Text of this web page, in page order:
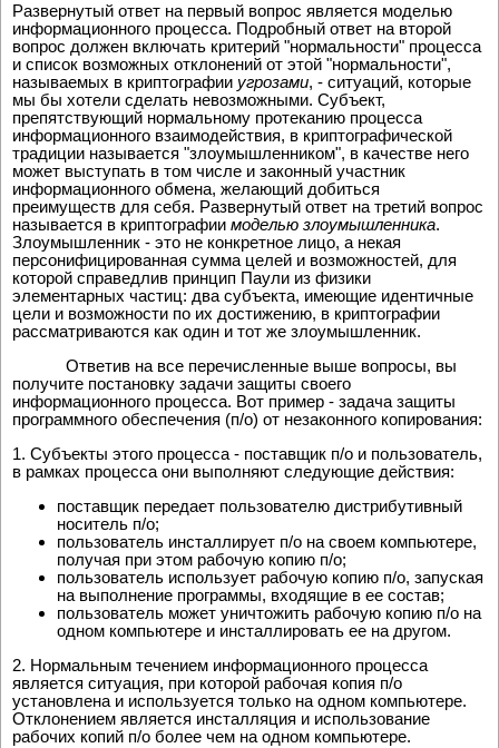
Развернутый ответ на первый вопрос является моделью
информационного процесса. Подробный ответ на второй
вопрос должен включать критерий "нормальности" процесса
и список возможных отклонений от этой "нормальности",
называемых в криптографии угрозами, - ситуаций, которые
мы бы хотели сделать невозможными. Субъект,
препятствующий нормальному протеканию процесса
информационного взаимодействия, в криптографической
традиции называется "злоумышленником", в качестве него
может выступать в том числе и законный участник
информационного обмена, желающий добиться
преимуществ для себя. Развернутый ответ на третий вопрос
называется в криптографии моделью злоумышленника.
Злоумышленник - это не конкретное лицо, а некая
персонифицированная сумма целей и возможностей, для
которой справедлив принцип Паули из физики
элементарных частиц: два субъекта, имеющие идентичные
цели и возможности по их достижению, в криптографии
рассматриваются как один и тот же злоумышленник.
Ответив на все перечисленные выше вопросы, вы
получите постановку задачи защиты своего
информационного процесса. Вот пример - задача защиты
программного обеспечения (п/о) от незаконного копирования:
1. Субъекты этого процесса - поставщик п/о и пользователь,
в рамках процесса они выполняют следующие действия:
поставщик передает пользователю дистрибутивный
носитель п/о;
пользователь инсталлирует п/о на своем компьютере,
получая при этом рабочую копию п/о;
пользователь использует рабочую копию п/о, запуская
на выполнение программы, входящие в ее состав;
пользователь может уничтожить рабочую копию п/о на
одном компьютере и инсталлировать ее на другом.
2. Нормальным течением информационного процесса
является ситуация, при которой рабочая копия п/о
установлена и используется только на одном компьютере.
Отклонением является инсталляция и использование
рабочих копий п/о более чем на одном компьютере.